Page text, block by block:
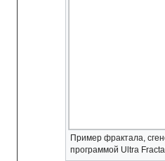
Пример фрактала,
программой Ultra Fractal